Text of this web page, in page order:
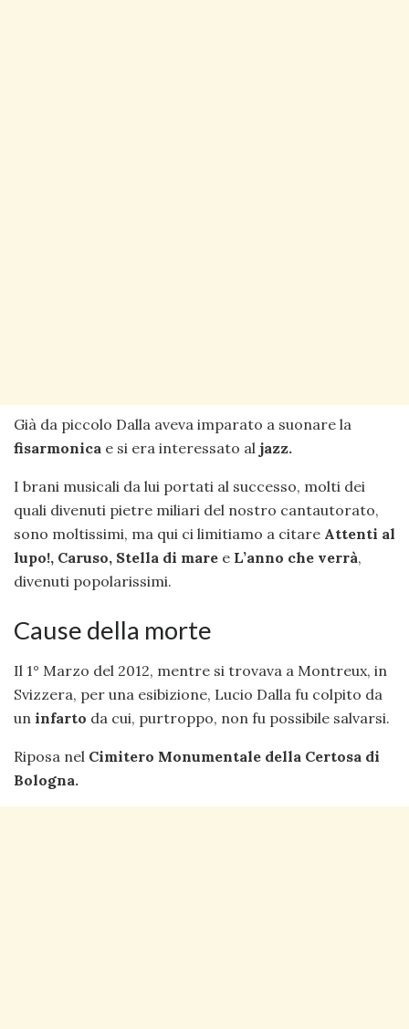
Già da piccolo Dalla aveva imparato a suonare la
fisarmonica e si era interessato al jazz.
I brani musicali da lui portati al successo, molti dei
quali divenuti pietre miliari del nostro cantautorato,
sono moltissimi, ma qui ci limitiamo a citare Attenti al
lupo!, Caruso, Stella di mare e L’anno che verrà,
divenuti popolarissimi.
Cause della morte
Il 1° Marzo del 2012, mentre si trovava a Montreux, in
Svizzera, per una esibizione, Lucio Dalla fu colpito da
un infarto da cui, purtroppo, non fu possibile salvarsi.
Riposa nel Cimitero Monumentale della Certosa di
Bologna.